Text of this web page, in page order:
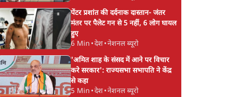
पेंटर प्रशांत की दर्दनाक दास्तान- जंतर
मंतर पर पैलेट गन से 5 नहीं, 6 लोग घायल
हुए
6 Min •देश•नेशनल ब्यूरो
'अमित शाह के संसद में आने पर विचार
करे सरकार': राज्यसभा सभापति ने केंद्र
से कहा
5 Min •देश•नेशनल ब्यूरो